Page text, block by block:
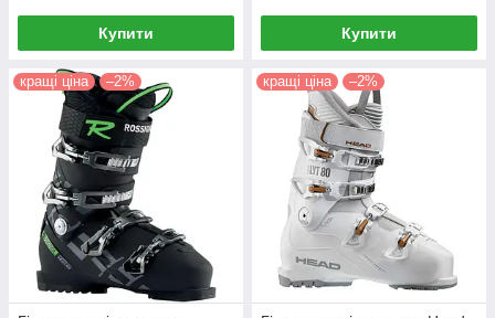
Купити Купити
кращі ціна –2% кращі ціна –2%